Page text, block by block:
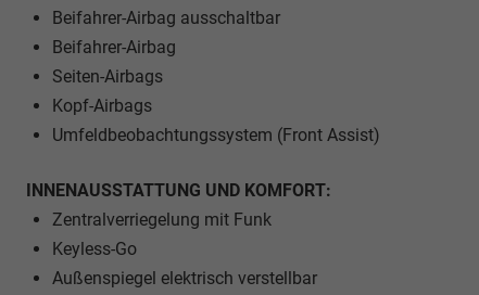
Beifahrer-Airbag ausschaltbar
Beifahrer-Airbag
Seiten-Airbags
Kopf-Airbags
Umfeldbeobachtungssystem (Front Assist)
INNENAUSSTATTUNG UND KOMFORT:
Zentralverriegelung mit Funk
Keyless-Go
Außenspiegel elektrisch verstellbar